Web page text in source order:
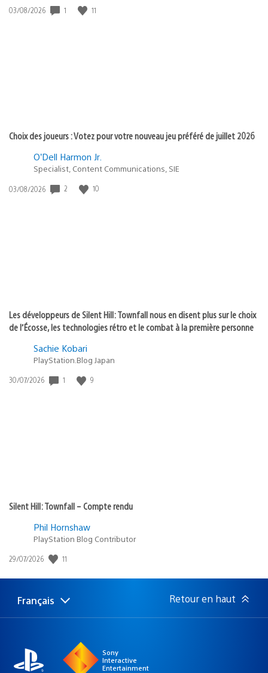
Date
03/08/2026 1 11
Choix des joueurs : Votez pour votre nouveau jeu préféré de juillet 2026
O’Dell Harmon Jr.
Specialist, Content Communications, SIE
Date
03/08/2026 2 10
Les développeurs de Silent Hill: Townfall nous en disent plus sur le choix
de l’Écosse, les technologies rétro et le combat à la première personne
Sachie Kobari
PlayStation.Blog Japan
Date
30/07/2026 1 9
Silent Hill: Townfall – Compte rendu
Phil Hornshaw
PlayStation Blog Contributor
Date
publication
29/07/2026 11
Choisir
une
Région
actuelle
Français Retour en haut
Sony
Interactive
Entertainment